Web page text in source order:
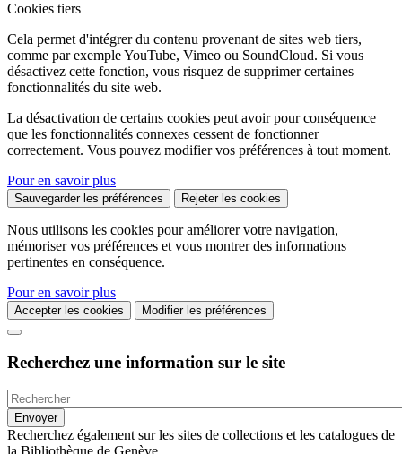
Cookies tiers
Cela permet d'intégrer du contenu provenant de sites web tiers,
comme par exemple YouTube, Vimeo ou SoundCloud. Si vous
désactivez cette fonction, vous risquez de supprimer certaines
fonctionnalités du site web.
La désactivation de certains cookies peut avoir pour conséquence
que les fonctionnalités connexes cessent de fonctionner
correctement. Vous pouvez modifier vos préférences à tout moment.
Pour en savoir plus
Sauvegarder les préférences Rejeter les cookies
Nous utilisons les cookies pour améliorer votre navigation,
mémoriser vos préférences et vous montrer des informations
pertinentes en conséquence.
Pour en savoir plus
Accepter les cookies Modifier les préférences
Recherchez une information sur le site
Recherchez également sur les sites de collections et les catalogues de
la Bibliothèque de Genève